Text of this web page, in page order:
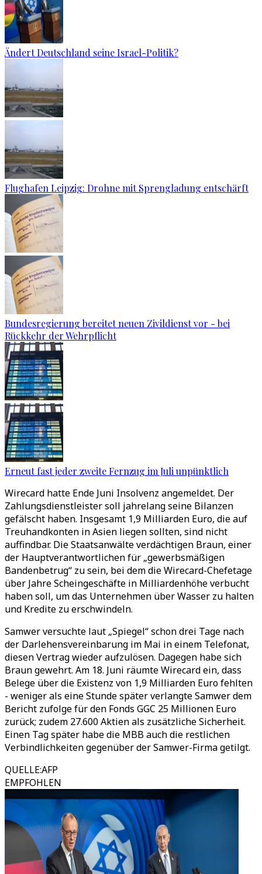
Ändert Deutschland seine Israel-Politik?
Flughafen Leipzig: Drohne mit Sprengladung entschärft
Bundesregierung bereitet neuen Zivildienst vor - bei
Rückkehr der Wehrpflicht
Erneut fast jeder zweite Fernzug im Juli unpünktlich
Wirecard hatte Ende Juni Insolvenz angemeldet. Der
Zahlungsdienstleister soll jahrelang seine Bilanzen
gefälscht haben. Insgesamt 1,9 Milliarden Euro, die auf
Treuhandkonten in Asien liegen sollten, sind nicht
auffindbar. Die Staatsanwälte verdächtigen Braun, einer
der Hauptverantwortlichen für „gewerbsmäßigen
Bandenbetrug“ zu sein, bei dem die Wirecard-Chefetage
über Jahre Scheingeschäfte in Milliardenhöhe verbucht
haben soll, um das Unternehmen über Wasser zu halten
und Kredite zu erschwindeln.
Samwer versuchte laut „Spiegel“ schon drei Tage nach
der Darlehensvereinbarung im Mai in einem Telefonat,
diesen Vertrag wieder aufzulösen. Dagegen habe sich
Braun gewehrt. Am 18. Juni räumte Wirecard ein, dass
Belege über die Existenz von 1,9 Milliarden Euro fehlten
- weniger als eine Stunde später verlangte Samwer dem
Bericht zufolge für den Fonds GGC 25 Millionen Euro
zurück; zudem 27.600 Aktien als zusätzliche Sicherheit.
Einen Tag später habe die MBB auch die restlichen
Verbindlichkeiten gegenüber der Samwer-Firma getilgt.
QUELLE:AFP
EMPFOHLEN